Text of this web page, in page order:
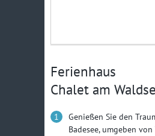
Ferienhaus
Chalet am
Genießen Sie den
Badesee, umgeben